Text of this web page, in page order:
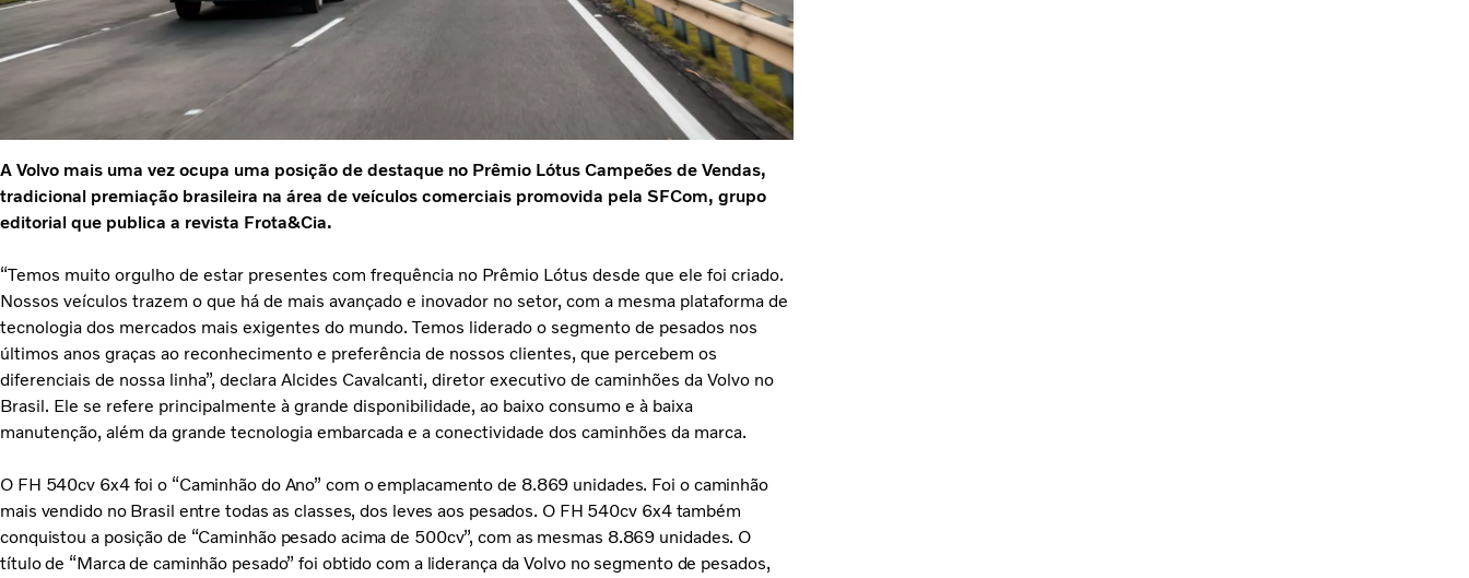
A Volvo mais uma vez ocupa uma posição de destaque no Prêmio Lótus Campeões de Vendas,
tradicional premiação brasileira na área de veículos comerciais promovida pela SFCom, grupo
editorial que publica a revista Frota&Cia.
“Temos muito orgulho de estar presentes com frequência no Prêmio Lótus desde que ele foi criado.
Nossos veículos trazem o que há de mais avançado e inovador no setor, com a mesma plataforma de
tecnologia dos mercados mais exigentes do mundo. Temos liderado o segmento de pesados nos
últimos anos graças ao reconhecimento e preferência de nossos clientes, que percebem os
diferenciais de nossa linha”, declara Alcides Cavalcanti, diretor executivo de caminhões da Volvo no
Brasil. Ele se refere principalmente à grande disponibilidade, ao baixo consumo e à baixa
manutenção, além da grande tecnologia embarcada e a conectividade dos caminhões da marca.
O FH 540cv 6x4 foi o “Caminhão do Ano” com o emplacamento de 8.869 unidades. Foi o caminhão
mais vendido no Brasil entre todas as classes, dos leves aos pesados. O FH 540cv 6x4 também
conquistou a posição de “Caminhão pesado acima de 500cv”, com as mesmas 8.869 unidades. O
título de “Marca de caminhão pesado” foi obtido com a liderança da Volvo no segmento de pesados,